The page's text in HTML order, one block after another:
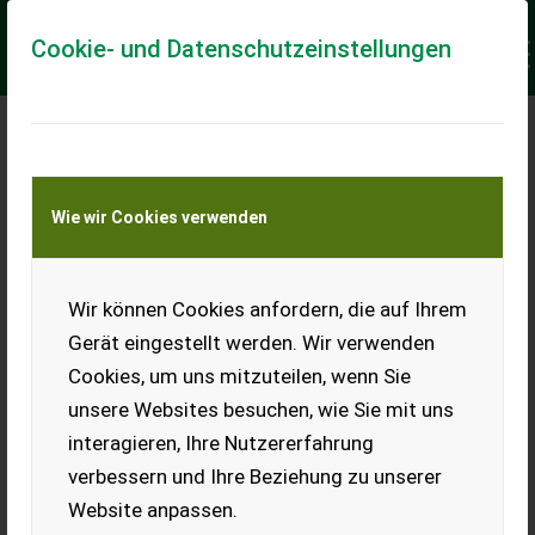
Cookie- und Datenschutzeinstellungen
Wie wir Cookies verwenden
Wir können Cookies anfordern, die auf Ihrem
Gerät eingestellt werden. Wir verwenden
Cookies, um uns mitzuteilen, wenn Sie
unsere Websites besuchen, wie Sie mit uns
interagieren, Ihre Nutzererfahrung
verbessern und Ihre Beziehung zu unserer
Website anpassen.
Meine Transportkostenanfrage
Transport von Land- und Baumaschinen –
KEINE Tiertransporte
Ladeort
Ort